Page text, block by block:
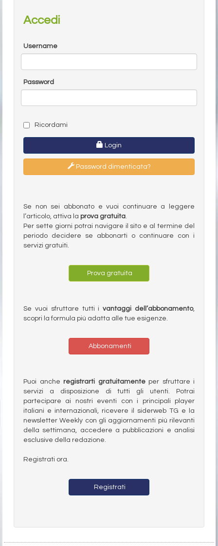
Accedi
Username
Password
Ricordami
Login
Password dimenticata?
Se non sei abbonato e vuoi continuare a leggere
l’articolo, attiva la prova gratuita.
Per sette giorni potrai navigare il sito e al termine del
periodo decidere se abbonarti o continuare con i
servizi gratuiti.
Prova gratuita
Se vuoi sfruttare tutti ivantaggi dell’abbonamento,
scopri la formula più adatta alle tue esigenze.
Abbonamenti
Puoi anche registrarti gratuitamenteper sfruttare i
servizi a disposizione di tutti gli utenti. Potrai
partecipare ai nostri eventi con i principali player
italiani e internazionali, ricevere il siderweb TG e la
newsletter Weekly con gli aggiornamenti più rilevanti
della settimana, accedere a pubblicazioni e analisi
esclusive della redazione.
Registrati ora.
Registrati